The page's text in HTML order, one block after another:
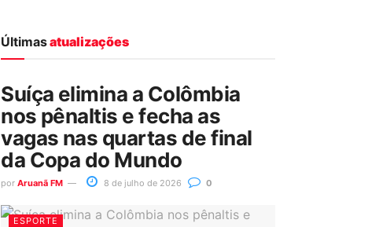
Últimasatualizações
Suíça elimina a Colômbia
nos pênaltis e fecha as
vagas nas quartas de final
da Copa do Mundo
por Aruanã FM 8 de julho de 2026 0
ESPORTE